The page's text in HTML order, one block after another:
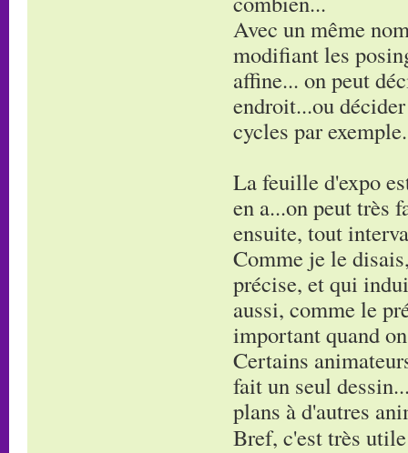
Avec un même
modifiant les
affine... on peut
endroit...ou
cycles par
La feuille d'expo
en a...on peut très
ensuite, tout
Comme je le
précise, et qui
aussi, comme le
important quand
Certains
fait un seul
plans à d'autres
Bref, c'est très